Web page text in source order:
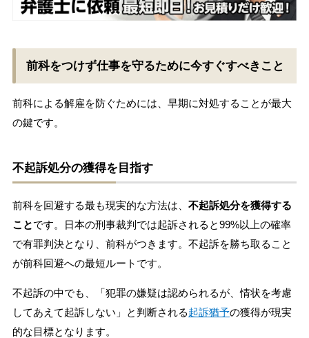
前科をつけず仕事を守るために今すぐすべきこと
前科による解雇を防ぐためには、早期に対処することが最大
の鍵です。
不起訴処分の獲得を目指す
前科を回避する最も現実的な方法は、 不起訴処分を獲得する
ことです。日本の刑事裁判では起訴されると99%以上の確率
で有罪判決となり、前科がつきます。不起訴を勝ち取ること
が前科回避への最短ルートです。
不起訴の中でも、「犯罪の嫌疑は認められるが、情状を考慮
してあえて起訴しない」と判断される起訴猶予の獲得が現実
的な目標となります。